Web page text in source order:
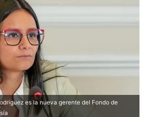
es la nueva gerente del Fondo de